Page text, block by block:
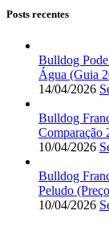
Posts recentes
Bulldog
Água (Guia
14/04/2026
Bulldog
Comparação
10/04/2026
Bulldog
Peludo
10/04/2026